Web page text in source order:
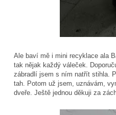
Ale baví mě i mini recyklace ala
tak nějak každý váleček.
zábradlí jsem s ním natřít stihla.
tah. Potom už jsem, uznávám,
dveře. Ještě jednou děkuji za